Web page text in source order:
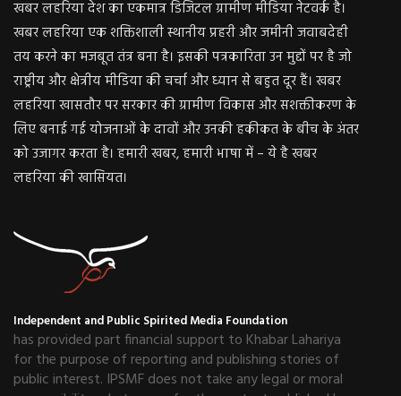
खबर लहरिया देश का एकमात्र डिजिटल ग्रामीण मीडिया नेटवर्क है।
खबर लहरिया एक शक्तिशाली स्थानीय प्रहरी और जमीनी जवाबदेही
तय करने का मजबूत तंत्र बना है। इसकी पत्रकारिता उन मुद्दों पर है जो
राष्ट्रीय और क्षेत्रीय मीडिया की चर्चा और ध्यान से बहुत दूर हैं। खबर
लहरिया खासतौर पर सरकार की ग्रामीण विकास और सशक्तीकरण के
लिए बनाई गई योजनाओं के दावों और उनकी हकीकत के बीच के अंतर
को उजागर करता है। हमारी खबर, हमारी भाषा में – ये है खबर
लहरिया की खासियत।
Independent and Public Spirited Media Foundation
has provided part financial support to Khabar Lahariya
for the purpose of reporting and publishing stories of
public interest. IPSMF does not take any legal or moral